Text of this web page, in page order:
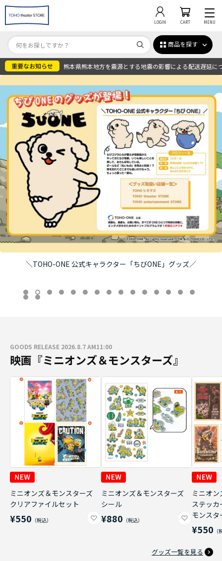
LOGIN CART MENU
商品を探す
熊本県熊本地方を震源とする地震の影響による配送遅延に
＼TOHO-ONE 公式キャラクター「ちびONE」グッズ／
GOODS RELEASE 2026.8.7 AM11:00
映画『ミニオンズ＆モンスターズ』
ミニオンズ＆モンスターズ
クリアファイルセット
¥550
ミニオンズ＆モンスターズ
シール
¥880
ミニオ
ステッ
モンスタ
¥550
グッズ一覧を見る